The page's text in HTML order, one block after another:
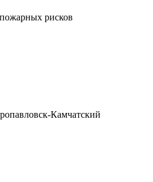
рисков
Камчатский